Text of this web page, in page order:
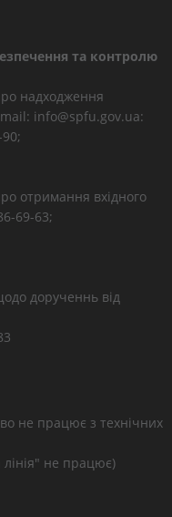
та контролю
надходження
info@spfu.gov.ua:
отримання вхідного
69-63;
дорученнь від
працює з технічних
лінія" не працює)